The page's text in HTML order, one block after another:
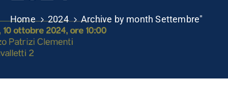
CONTATTI
Home 2024 Archive by month Settembre"